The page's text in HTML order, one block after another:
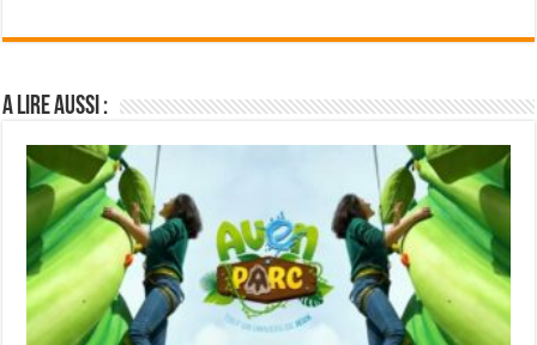
A lire aussi :